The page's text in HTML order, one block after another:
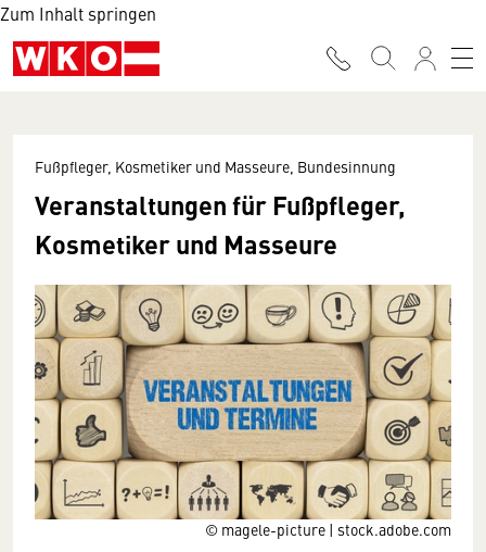
Zum Inhalt springen
© magele-picture | stock.adobe.com
Fußpfleger, Kosmetiker und Masseure, Bundesinnung
Veranstaltungen für Fußpfleger,
Kosmetiker und Masseure